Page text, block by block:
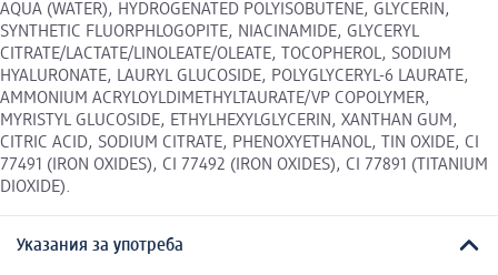
AQUA (WATER), HYDROGENATED POLYISOBUTENE, GLYCERIN,
SYNTHETIC FLUORPHLOGOPITE, NIACINAMIDE, GLYCERYL
CITRATE/LACTATE/LINOLEATE/OLEATE, TOCOPHEROL, SODIUM
HYALURONATE, LAURYL GLUCOSIDE, POLYGLYCERYL-6 LAURATE,
AMMONIUM ACRYLOYLDIMETHYLTAURATE/VP COPOLYMER,
MYRISTYL GLUCOSIDE, ETHYLHEXYLGLYCERIN, XANTHAN GUM,
CITRIC ACID, SODIUM CITRATE, PHENOXYETHANOL, TIN OXIDE, CI
77491 (IRON OXIDES), CI 77492 (IRON OXIDES), CI 77891 (TITANIUM
DIOXIDE).
Указания за употреба